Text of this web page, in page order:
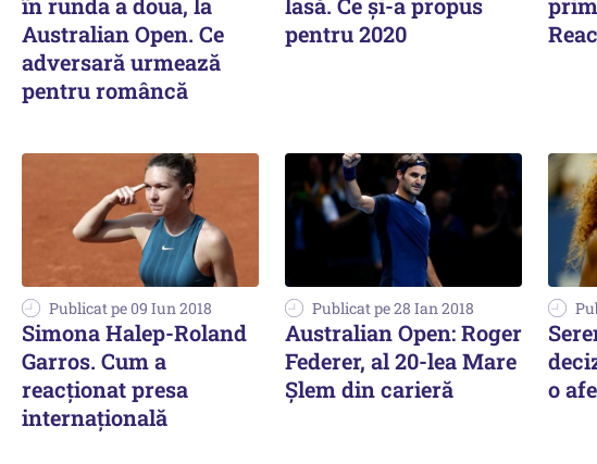
în runda a doua, la
Australian Open. Ce
adversară urmează
pentru româncă
lasă. Ce și-a propus
pentru 2020
Publicat pe 09 Iun 2018
Simona Halep-Roland
Garros. Cum a
reacționat presa
internațională
Publicat pe 28 Ian 2018
Australian Open: Roger
Federer, al 20-lea Mare
Şlem din carieră
o